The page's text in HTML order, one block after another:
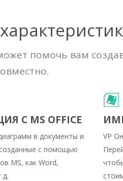
помочь вам
С MS OFFICE
в документы и
с помощью
MS, как Word,
VP